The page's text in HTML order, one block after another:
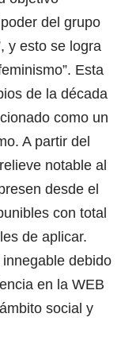
del grupo
y esto se logra
Esta
de la década
como un
A partir del
notable al
desde el
con total
de aplicar.
debido
en la WEB
social y